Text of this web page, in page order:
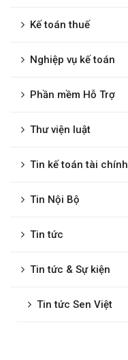
Kế toán thuế
Nghiệp vụ kế toán
Phần mềm Hỗ Trợ
Thư viện luật
Tin kế toán tài chính
Tin Nội Bộ
Tin tức
Tin tức & Sự kiện
Tin tức Sen Việt